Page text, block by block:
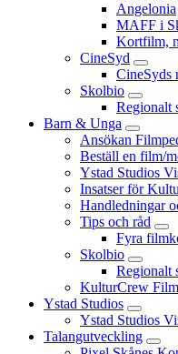
Angelonia
MAFF i
Kortfilm,
CineSyd
CineSyds
Skolbio
Regionalt
Barn & Unga
Ansökan
Beställ en film/
Ystad Studios
Insatser för
Handledningar
Tips och råd
Fyra
Skolbio
Regionalt
KulturCrew Film
Ystad Studios
Ystad Studios
Talangutveckling